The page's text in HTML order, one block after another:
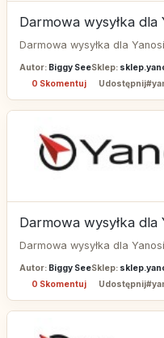
Darmowa wysyłka dla
Darmowa wysyłka dla
Autor: Biggy SeeSklep:
0 Skomentuj Udostępnij
Darmowa wysyłka dla
Darmowa wysyłka dla
Autor: Biggy SeeSklep:
0 Skomentuj Udostępnij